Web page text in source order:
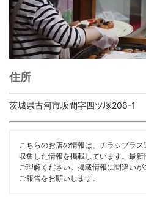
住所
茨城県古河市坂間字四ツ塚206-1
こちらのお店の情報は、チラシプラ
収集した情報を掲載しています。最
ご理解ください。掲載情報に間違い
ご報告をお願いします。